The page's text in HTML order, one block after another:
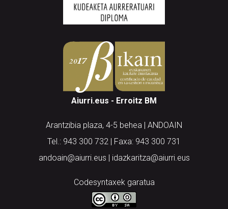
Aiurri.eus - Erroitz BM
Arantzibia plaza, 4-5 behea | ANDOAIN
Tel.: 943 300 732 | Faxa: 943 300 731
andoain@aiurri.eus | idazkaritza@aiurri.eus
Codesyntaxek garatua